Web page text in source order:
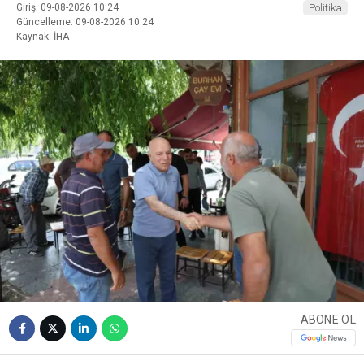
Giriş: 09-08-2026 10:24
Güncelleme: 09-08-2026 10:24
Kaynak: İHA
Politika
ABONE OL